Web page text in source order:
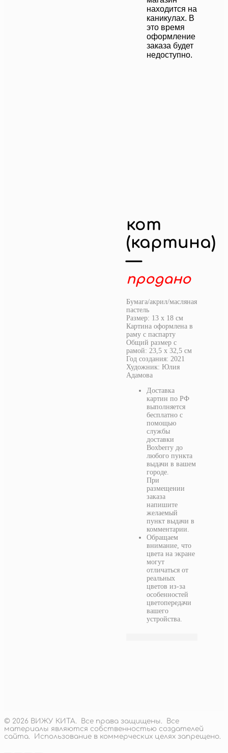
находится на
каникулах. В
это время
оформление
заказа будет
недоступно.
кот
(картина)
—
продано
Бумага/акрил/масляная
пастель
Размер: 13 х 18 см
Картина оформлена в
раму с паспарту
Общий размер с
рамой: 23,5 х 32,5 см
Год создания: 2021
Художник: Юлия
Адамова
Доставка
картин по РФ
выполняется
бесплатно с
помощью
службы
доставки
Boxberry до
любого пункта
выдачи в вашем
городе.
При
размещении
заказа
напишите
желаемый
пункт выдачи в
комментарии.
Обращаем
внимание, что
цвета на экране
могут
отличаться от
реальных
цветов из-за
особенностей
цветопередачи
вашего
устройства.
© 2026 ВИЖУ КИТА. Все права защищены. Все
материалы являются собственностью создателей
сайта. Использование в коммерческих целях запрещено.